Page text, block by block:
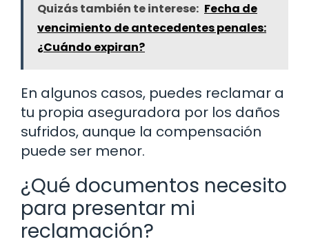
Quizás también te interese: Fecha de
vencimiento de antecedentes penales:
¿Cuándo expiran?
En algunos casos, puedes reclamar a
tu propia aseguradora por los daños
sufridos, aunque la compensación
puede ser menor.
¿Qué documentos necesito
para presentar mi
reclamación?